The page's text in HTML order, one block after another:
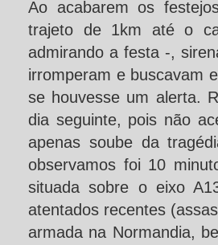
Ao acabarem os
trajeto de 1km até o
admirando a festa -,
irromperam e buscavam
se houvesse um alerta.
dia seguinte, pois não
apenas soube da
observamos foi 10
situada sobre o eixo
atentados recentes
armada na Normandia,